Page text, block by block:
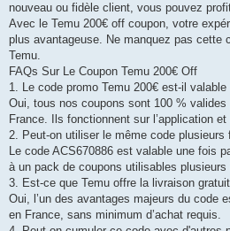
nouveau ou fidèle client, vous pouvez
Avec le Temu 200€ off coupon, votre
plus avantageuse. Ne manquez pas cette
Temu.
FAQs Sur Le Coupon Temu 200€ Off
1. Le code promo Temu 200€ est-il
Oui, tous nos coupons sont 100 %
France. Ils fonctionnent sur l’application
2. Peut-on utiliser le même code plusieurs
Le code ACS670886 est valable une fois
à un pack de coupons utilisables plusieurs
3. Est-ce que Temu offre la livraison
Oui, l’un des avantages majeurs du code
en France, sans minimum d’achat requis.